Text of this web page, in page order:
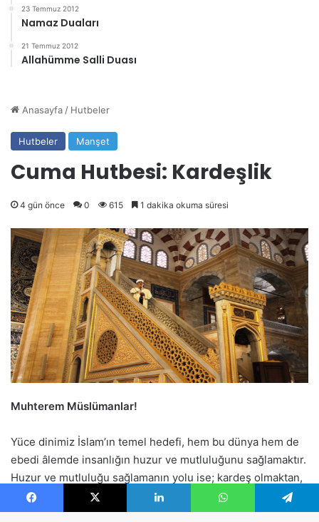
23 Temmuz 2012
Namaz Duaları
21 Temmuz 2012
Allahümme Salli Duası
Facebook X LinkedIn WhatsApp Telegram